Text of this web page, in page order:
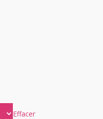
Effacer